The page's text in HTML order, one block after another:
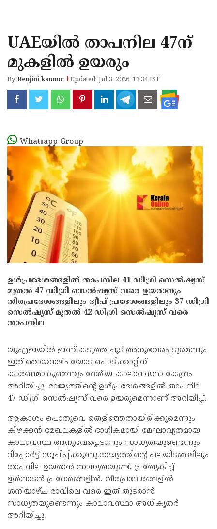
KANNUR
KASARAGOD
UAEയില്‍ താപനില 47ന്
മുകളില്‍ ഉയരും
ByRenjini kannur Updated: Jul 3, 2026, 13:34 IST
Whatsapp Group
ഉള്‍പ്രദേശങ്ങളില്‍ താപനില 41 ഡിഗ്രി സെല്‍ഷ്യസ്
മുതല്‍ 47 ഡിഗ്രി സെല്‍ഷ്യസ് വരെ ഉയരാനും
തീരപ്രദേശങ്ങളിലും ദ്വീപ് പ്രദേശങ്ങളിലും 37 ഡിഗ്രി
സെല്‍ഷ്യസ് മുതല്‍ 42 ഡിഗ്രി സെല്‍ഷ്യസ് വരെ
താപനില
യുഎഇയില്‍ ഇന്ന് കടുത്ത ചൂട് അനുഭവപ്പെടുമെന്നും
ഇത് ഞായറാഴ്ചയോട പൊടിക്കാറ്റിന്
കാരണമാകുമെന്നും ദേശീയ കാലാവസ്ഥാ കേന്ദ്രം
അറിയിച്ചു. രാജ്യത്തിന്റെ ഉള്‍പ്രദേശങ്ങളില്‍ താപനില
47 ഡിഗ്രി സെല്‍ഷ്യസ് വരെ ഉയരുമെന്നാണ് അറിയിപ്പ്.
ആകാശം പൊതുവെ തെളിഞ്ഞതായിരിക്കുമെന്നും
കിഴക്കന്‍ മേഖലകളില്‍ ഭാഗികമായി മേഘാവൃതമായ
കാലാവസ്ഥ അനുഭവപ്പെടാനും സാധ്യതയുണ്ടെന്നും
റിപ്പോർട്ട് സൂചിപ്പിക്കുന്നു.രാജ്യത്തിന്റെ പലയിടങ്ങളിലും
താപനില ഉയരാന്‍ സാധ്യതയുണ്ട്. പ്രത്യേകിച്ച്
ഉള്‍നാടന്‍ പ്രദേശങ്ങളിൽ. തീരപ്രദേശങ്ങളില്‍
ശനിയാഴ്ച രാവിലെ വരെ ഇത് തുടരാന്‍
സാധ്യതയുണ്ടെന്നും കാലാവസ്ഥാ അധികൃതര്‍
അറിയിച്ചു.